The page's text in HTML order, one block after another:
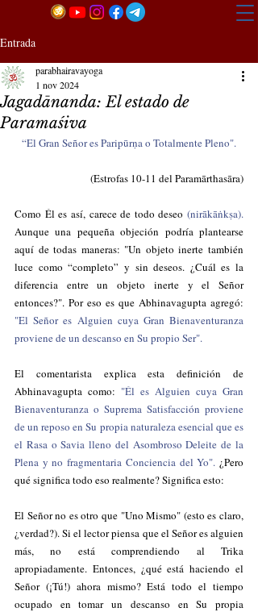
Entrada
Jagadānanda: El estado de
Paramaśiva
parabhairavayoga
1 nov 2024
“El Gran Señor es Paripūrṇa o Totalmente Pleno".
(Estrofas 10-11 del Paramārthasāra)
Como Él es así, carece de todo deseo (nirākāṅkṣa).
Aunque una pequeña objeción podría plantearse
aquí de todas maneras: "Un objeto inerte también
luce como “completo” y sin deseos. ¿Cuál es la
diferencia entre un objeto inerte y el Señor
"El Señor es Alguien cuya Gran Bienaventuranza
proviene de un descanso en Su propio Ser".
El comentarista explica esta definición de
Abhinavagupta como: "Él es Alguien cuya Gran
Bienaventuranza o Suprema Satisfacción proviene
de un reposo en Su propia naturaleza esencial que es
el Rasa o Savia lleno del Asombroso Deleite de la
Plena y no fragmentaria Conciencia del Yo". ¿Pero
qué significa todo eso realmente? Significa esto:
El Señor no es otro que "Uno Mismo" (esto es claro,
¿verdad?). Si el lector piensa que el Señor es alguien
más, no está comprendiendo al Trika
apropiadamente. Entonces, ¿qué está haciendo el
Señor (¡Tú!) ahora mismo? Está todo el tiempo
ocupado en tomar un descanso en Su propia